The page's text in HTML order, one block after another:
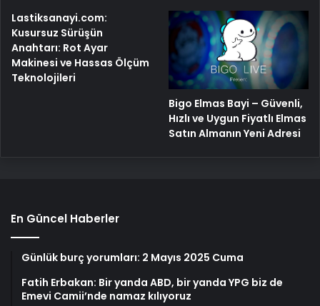
Lastiksanayi.com:
Kusursuz Sürüşün
Anahtarı: Rot Ayar
Makinesi ve Hassas Ölçüm
Teknolojileri
Bigo Elmas Bayi – Güvenli,
Hızlı ve Uygun Fiyatlı Elmas
Satın Almanın Yeni Adresi
En Güncel Haberler
Günlük burç yorumları: 2 Mayıs 2025 Cuma
Fatih Erbakan: Bir yanda ABD, bir yanda YPG biz de
Emevi Camii’nde namaz kılıyoruz